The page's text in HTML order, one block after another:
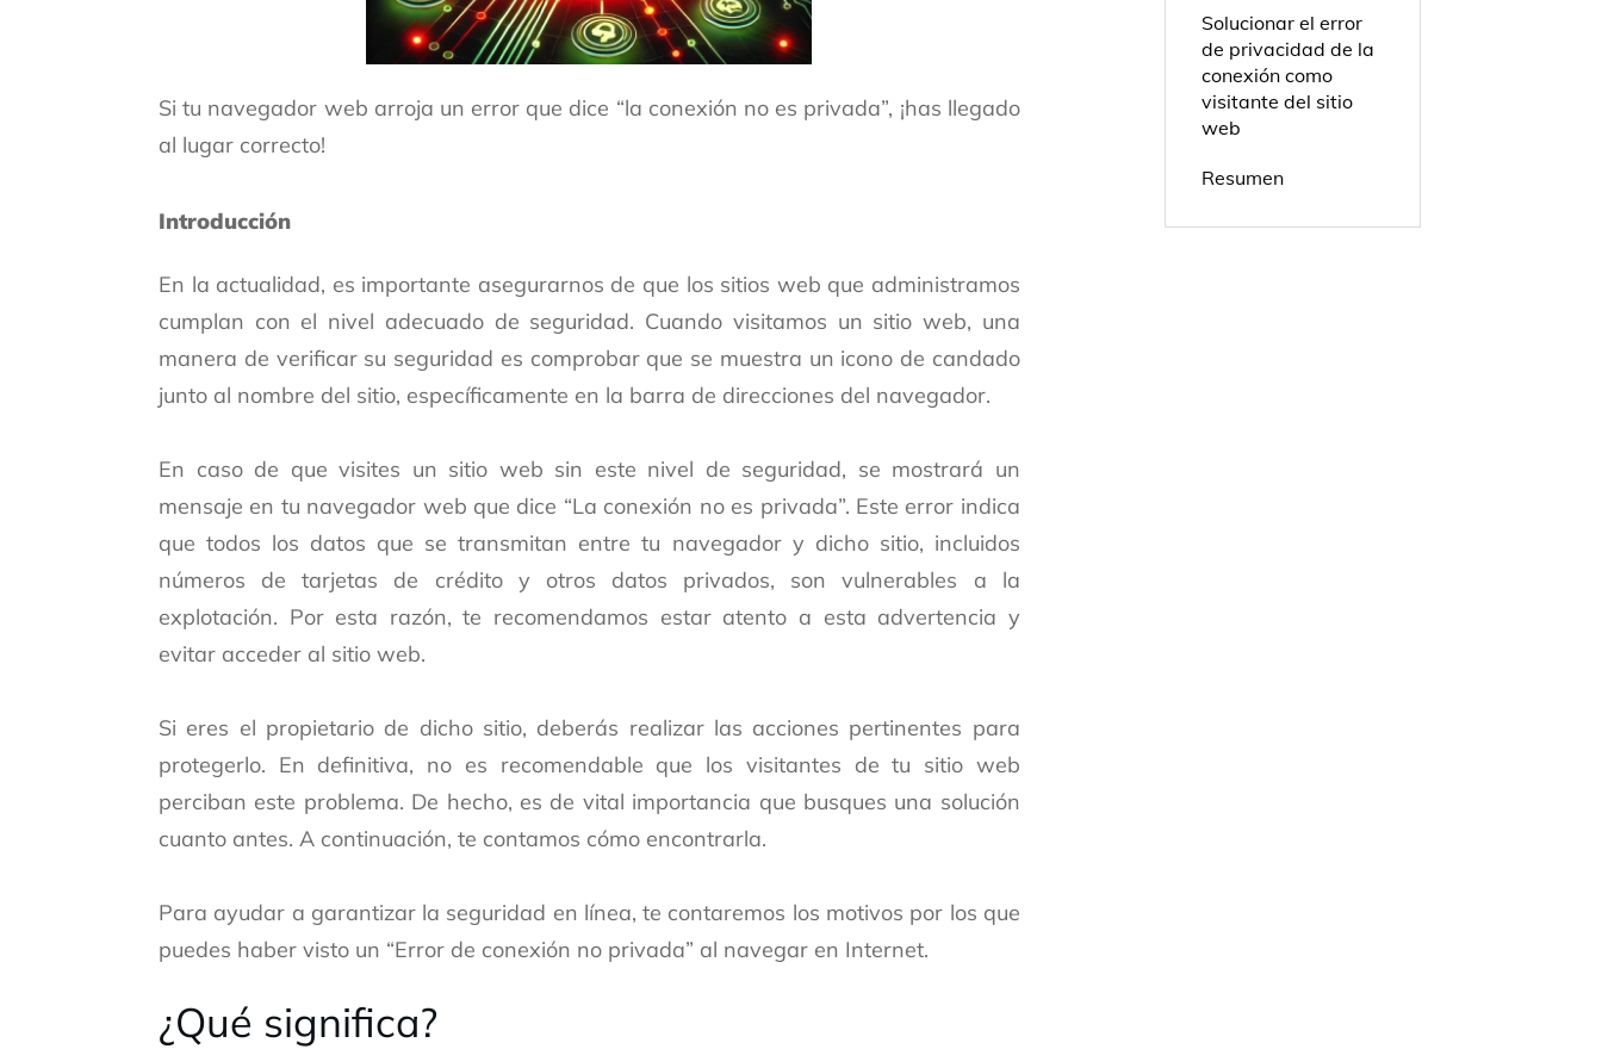
Si tu navegador web arroja un error que dice “la conexión no es privada”, ¡has llegado
al lugar correcto!
Introducción
En la actualidad, es importante asegurarnos de que los sitios web que administramos
cumplan con el nivel adecuado de seguridad. Cuando visitamos un sitio web, una
manera de verificar su seguridad es comprobar que se muestra un icono de candado
junto al nombre del sitio, específicamente en la barra de direcciones del navegador.
En caso de que visites un sitio web sin este nivel de seguridad, se mostrará un
mensaje en tu navegador web que dice “La conexión no es privada”. Este error indica
que todos los datos que se transmitan entre tu navegador y dicho sitio, incluidos
números de tarjetas de crédito y otros datos privados, son vulnerables a la
explotación. Por esta razón, te recomendamos estar atento a esta advertencia y
evitar acceder al sitio web.
Si eres el propietario de dicho sitio, deberás realizar las acciones pertinentes para
protegerlo. En definitiva, no es recomendable que los visitantes de tu sitio web
perciban este problema. De hecho, es de vital importancia que busques una solución
cuanto antes. A continuación, te contamos cómo encontrarla.
Para ayudar a garantizar la seguridad en línea, te contaremos los motivos por los que
puedes haber visto un “Error de conexión no privada” al navegar en Internet.
¿Qué significa?
Solucionar el error
de privacidad de la
conexión como
visitante del sitio
web
Resumen